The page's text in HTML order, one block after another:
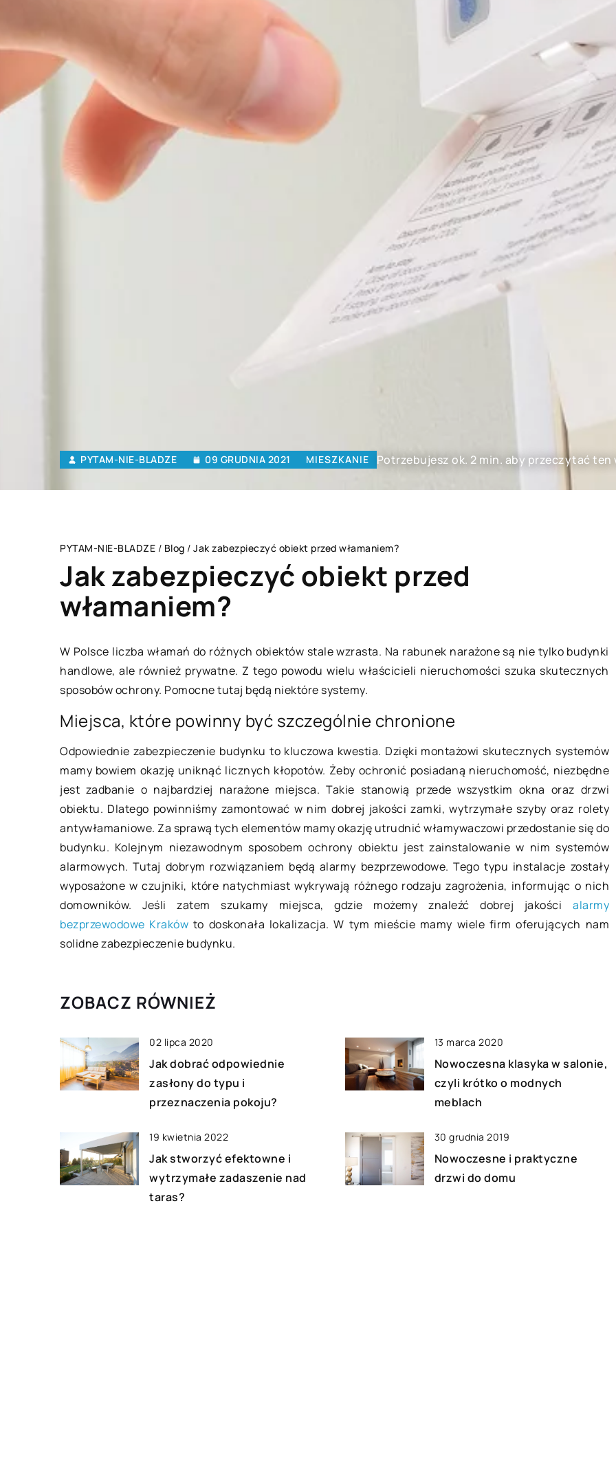
PYTAM-NIE-BLADZE 09 GRUDNIA 2021 MIESZKANIE Potrzebujesz ok. 2 min. aby przeczytać ten
PYTAM-NIE-BLADZE / Blog / Jak zabezpieczyć obiekt przed włamaniem?
Jak zabezpieczyć obiekt przed
włamaniem?
W Polsce liczba włamań do różnych obiektów stale wzrasta. Na rabunek narażone są nie tylko budynki
handlowe, ale również prywatne. Z tego powodu wielu właścicieli nieruchomości szuka skutecznych
sposobów ochrony. Pomocne tutaj będą niektóre systemy.
Miejsca, które powinny być szczególnie chronione
Odpowiednie zabezpieczenie budynku to kluczowa kwestia. Dzięki montażowi skutecznych systemów
mamy bowiem okazję uniknąć licznych kłopotów. Żeby ochronić posiadaną nieruchomość, niezbędne
jest zadbanie o najbardziej narażone miejsca. Takie stanowią przede wszystkim okna oraz drzwi
obiektu. Dlatego powinniśmy zamontować w nim dobrej jakości zamki, wytrzymałe szyby oraz rolety
antywłamaniowe. Za sprawą tych elementów mamy okazję utrudnić włamywaczowi przedostanie się do
budynku. Kolejnym niezawodnym sposobem ochrony obiektu jest zainstalowanie w nim systemów
alarmowych. Tutaj dobrym rozwiązaniem będą alarmy bezprzewodowe. Tego typu instalacje zostały
wyposażone w czujniki, które natychmiast wykrywają różnego rodzaju zagrożenia, informując o nich
domowników. Jeśli zatem szukamy miejsca, gdzie możemy znaleźć dobrej jakości alarmy
bezprzewodowe Kraków to doskonała lokalizacja. W tym mieście mamy wiele firm oferujących nam
solidne zabezpieczenie budynku.
ZOBACZ RÓWNIEŻ
02 lipca 2020
Jak dobrać odpowiednie
zasłony do typu i
przeznaczenia pokoju?
13 marca 2020
Nowoczesna klasyka w salonie,
czyli krótko o modnych
meblach
19 kwietnia 2022
Jak stworzyć efektowne i
wytrzymałe zadaszenie nad
taras?
30 grudnia 2019
Nowoczesne i praktyczne
drzwi do domu
09 marca 2020
Dlaczego warto w każdej firmie
warto zainwestować w
dystrybutory wody?
Odpowiednie nawodnienie
organizmu wybitnie podnosi
pracowników w firmach, dlatego bez
względu na rodzaj prowadzonej
24 lipca 2019
Kiedy w nowym budownictwie
ściany nie izolują wystarczająco
dobrze – przyczyny problemu i
sposób usuwania skutków
Nowoczesne budownictwo cechuje